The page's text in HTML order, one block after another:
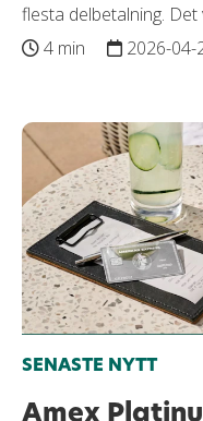
flesta delbetalning. Det
4 min
2026-04-
SENASTE NYTT
Amex